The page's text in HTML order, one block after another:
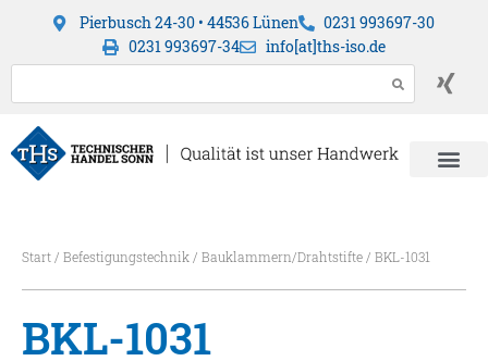
Pierbusch 24-30 • 44536 Lünen
0231 993697-30
0231 993697-34
info[at]ths-iso.de
Start/ Befestigungstechnik/ Bauklammern/Drahtstifte/ BKL-1031
BKL-1031